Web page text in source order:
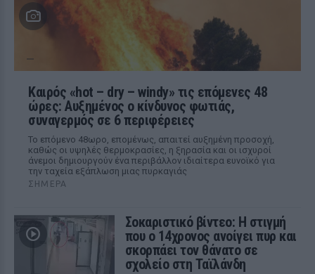
Καιρός «hot – dry – windy» τις επόμενες 48
ώρες: Αυξημένος ο κίνδυνος φωτιάς,
συναγερμός σε 6 περιφέρειες
Το επόμενο 48ωρο, επομένως, απαιτεί αυξημένη προσοχή,
καθώς οι υψηλές θερμοκρασίες, η ξηρασία και οι ισχυροί
άνεμοι δημιουργούν ένα περιβάλλον ιδιαίτερα ευνοϊκό για
την ταχεία εξάπλωση μιας πυρκαγιάς
ΣΉΜΕΡΑ
Σοκαριστικό βίντεο: Η στιγμή
που ο 14χρονος ανοίγει πυρ και
σκορπάει τον θάνατο σε
σχολείο στη Ταϊλάνδη